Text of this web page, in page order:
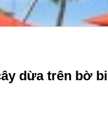
dừa trên bờ